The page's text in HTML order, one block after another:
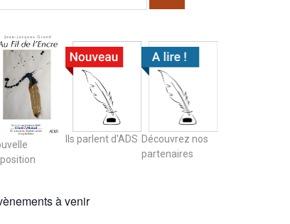
Ils parlent d'ADS Découvrez nos
partenaires
à venir